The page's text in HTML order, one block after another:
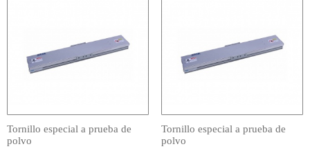
Tornillo especial a prueba de
polvo
Tornillo especial a prueba de
polvo